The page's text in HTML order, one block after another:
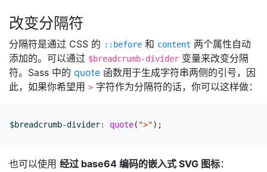
改变分隔符
分隔符是通过 CSS 的 ::before 和 content 两个属性自动
添加的。可以通过 $breadcrumb-divider 变量来改变分隔
符。Sass 中的 quote 函数用于生成字符串两侧的引号，因
此，如果你希望用 > 字符作为分隔符的话，你可以这样做：
$breadcrumb-divider: quote( ">");
也可以使用 经过 base64 编码的嵌入式 SVG 图标：